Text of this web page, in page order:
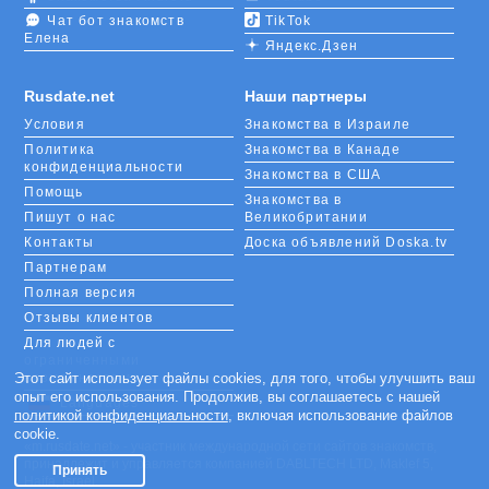
Rusdate.net
Условия
Политика
конфиденциальности
Помощь
Пишут о нас
Контакты
Партнерам
Полная версия
Отзывы клиентов
Для людей с
возможностями
Languages
Чат бот знакомств
Елена
TikTok
Яндекс.Дзен
Наши партнеры
Знакомства в Израиле
Знакомства в Канаде
Знакомства в США
Знакомства в
Великобритании
Доска объявлений Doska.tv
принадлежит и управляется компанией DABLTECH LTD, Maklef 5,
Haifa, Israel.
Этот сайт использует файлы cookies, для того, чтобы улучшить ваш
опыт его использования. Продолжив, вы соглашаетесь с нашей
политикой конфиденциальности, включая использование файлов
cookie.
Принять